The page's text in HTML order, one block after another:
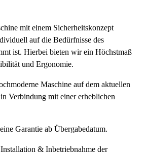
mit einem Sicherheitskonzept
auf die Bedürfnisse des
ist. Hierbei bieten wir ein Höchstmaß
und Ergonomie.
Maschine auf dem aktuellen
Verbindung mit einer erheblichen
Garantie ab Übergabedatum.
& Inbetriebnahme der